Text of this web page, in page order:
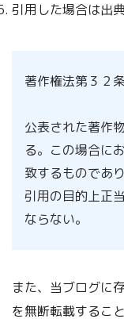
引用した場合は出
著作権法第３２条
公表された著作
る。この場合に
致するものであ
引用の目的上正
ならない。
また、当ブログに
を無断転載するこ